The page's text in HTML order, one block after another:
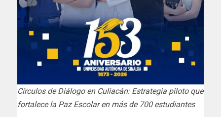
Círculos de Diálogo en Culiacán: Estrategia piloto que
fortalece la Paz Escolar en más de 700 estudiantes